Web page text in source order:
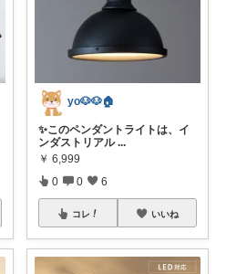
yo🐶🐶🏠
✨このペンダントライトは、イ
ンダストリアル ...
￥ 6,999
0 0 6
コレ いいね